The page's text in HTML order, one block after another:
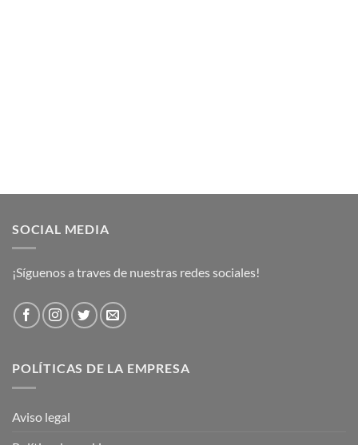
SOCIAL MEDIA
¡Síguenos a traves de nuestras redes sociales!
POLÍTICAS DE LA EMPRESA
Aviso legal